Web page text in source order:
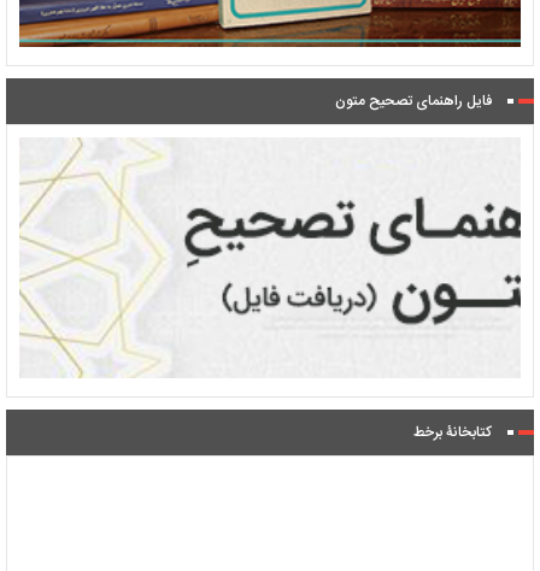
فایل راهنمای تصحیح متون
کتابخانۀ برخط